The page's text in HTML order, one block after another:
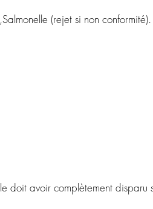
(rejet si non conformité).
avoir complètement disparu